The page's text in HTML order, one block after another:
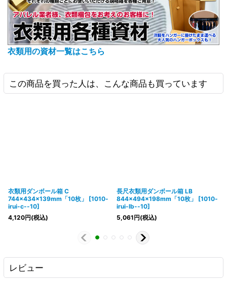
衣類用の資材一覧はこちら
この商品を買った人は、こんな商品も買っています
衣類用ダンボール箱 C
744×434×139mm「10枚」
[1010-
irui-c--10]
4,120円(税込)
長尺衣類用ダンボール箱 LB
844×494×198mm「10枚」
[1010-
irui-lb--10]
5,061円(税込)
レビュー